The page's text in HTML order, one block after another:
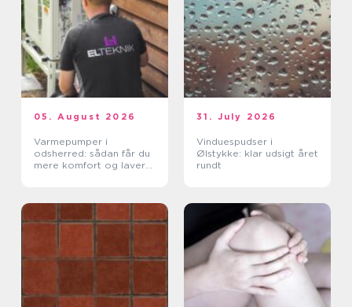
05. August 2026
Varmepumper i
odsherred: sådan får du
mere komfort og lavere
31. July 2026
Vinduespudser i
Ølstykke: klar udsigt året
rundt